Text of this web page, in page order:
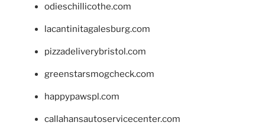
odieschillicothe.com
lacantinitagalesburg.com
pizzadeliverybristol.com
greenstarsmogcheck.com
happypawspl.com
callahansautoservicecenter.com